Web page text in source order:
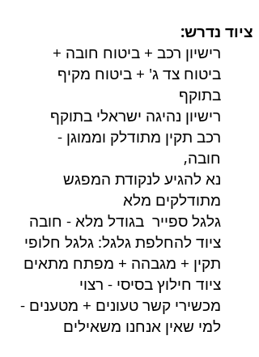
ציוד נדרש:
רישיון רכב + ביטוח חובה +
ביטוח צד ג' + ביטוח מקיף
בתוקף
רישיון נהיגה ישראלי בתוקף
רכב תקין מתודלק וממוגן -
חובה,
נא להגיע לנקודת המפגש
מתודלקים מלא
גלגל ספייר בגודל מלא - חובה
ציוד להחלפת גלגל: גלגל חלופי
תקין + מגבהה + מפתח מתאים
ציוד חילוץ בסיסי - רצוי
מכשירי קשר טעונים + מטענים -
למי שאין אנחנו משאילים​